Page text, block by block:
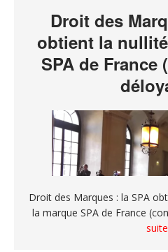
Droit des
obtient la
SPA de France
Droit des Marques : la SPA
la marque SPA de France
suite